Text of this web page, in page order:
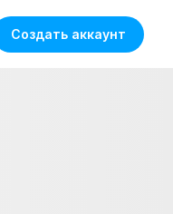
Создать аккаунт